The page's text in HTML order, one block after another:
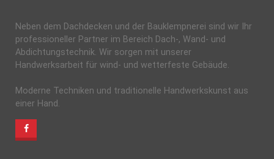
Neben dem Dachdecken und der Bauklempnerei sind wir Ihr
professioneller Partner im Bereich Dach-, Wand- und
Abdichtungstechnik. Wir sorgen mit unserer
Handwerksarbeit für wind- und wetterfeste Gebäude.
Moderne Techniken und traditionelle Handwerkskunst aus
einer Hand.